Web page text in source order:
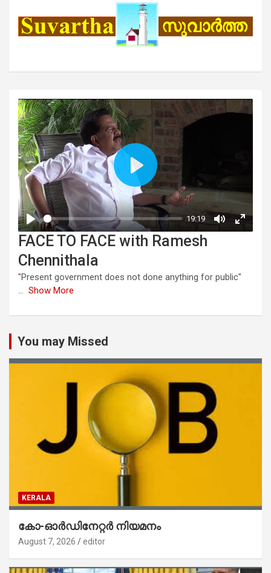
FACE TO FACE with Ramesh
Chennithala
"Present government does not done anything for public"
... Show More
You may Missed
KERALA
കോ-ഓർഡിനേറ്റർ നിയമനം
August 7, 2026 editor